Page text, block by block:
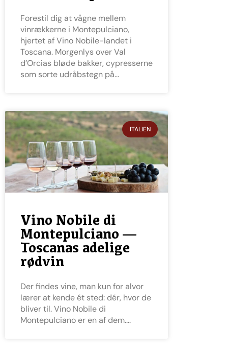
Forestil dig at vågne mellem
vinrækkerne i Montepulciano,
hjertet af Vino Nobile-landet i
Toscana. Morgenlys over Val
d’Orcias bløde bakker, cypresserne
som sorte udråbstegn på
ITALIEN
Vino Nobile di
Montepulciano —
Toscanas adelige
rødvin
Der findes vine, man kun for alvor
lærer at kende ét sted: dér, hvor de
bliver til. Vino Nobile di
Montepulciano er en af dem.